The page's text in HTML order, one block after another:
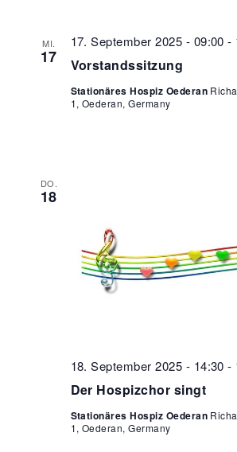
MI.
17 Vorstandssitzung
17. September 2025 - 09:00 -
Stationäres Hospiz Oederan
1, Oederan, Germany
DO.
18
Der Hospizchor singt
18. September 2025 - 14:30 -
Stationäres Hospiz Oederan
1, Oederan, Germany